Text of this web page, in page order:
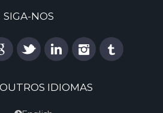
SIGA-NOS
IDIOMAS